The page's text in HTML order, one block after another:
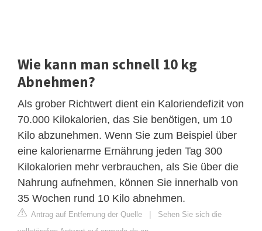
Wie kann man schnell 10 kg
Abnehmen?
Als grober Richtwert dient ein Kaloriendefizit von
70.000 Kilokalorien, das Sie benötigen, um 10
Kilo abzunehmen. Wenn Sie zum Beispiel über
eine kalorienarme Ernährung jeden Tag 300
Kilokalorien mehr verbrauchen, als Sie über die
Nahrung aufnehmen, können Sie innerhalb von
35 Wochen rund 10 Kilo abnehmen.
Antrag auf Entfernung der Quelle | Sehen Sie sich die